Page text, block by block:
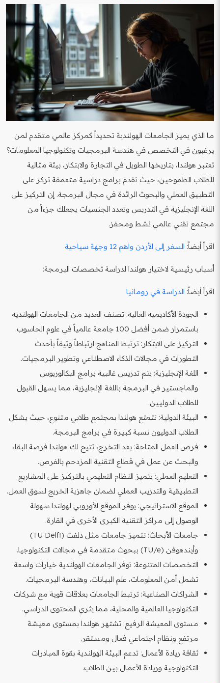
ما الذي يميز الجامعات الهولندية تحديداً كمركز عالمي متقدم لمن
يرغبون في التخصص في هندسة البرمجيات وتكنولوجيا المعلومات؟
تعتبر هولندا، بتاريخها الطويل في التجارة والابتكار، بيئة مثالية
للطلاب الطموحين، حيث تقدم برامج دراسية متعمقة تركز على
التطبيق العملي والبحوث الرائدة في مجال البرمجة. إن التركيز على
اللغة الإنجليزية في التدريس وتعدد الجنسيات يجعلك جزءاً من
مجتمع تقني عالمي نشط ومحفز.
اقرأ أيضاً: السفر إلى الأردن واهم 12 وجهة سياحية
أسباب رئيسية لاختيار هولندا لدراسة تخصصات البرمجة:
اقرأ أيضاً: الدراسة في رومانيا
الجودة الأكاديمية العالية: تصنف العديد من الجامعات الهولندية
باستمرار ضمن أفضل 100 جامعة عالمياً في علوم الحاسوب.
التركيز على الابتكار: ترتبط المناهج ارتباطاً وثيقاً بأحدث
التطورات في مجالات الذكاء الاصطناعي وتطوير البرمجيات.
اللغة الإنجليزية: يتم تدريس غالبية برامج البكالوريوس
والماجستير في البرمجة باللغة الإنجليزية، مما يسهل القبول
للطلاب الدوليين.
البيئة الدولية: تتمتع هولندا بمجتمع طلابي متنوع، حيث يشكل
الطلاب الدوليون نسبة كبيرة في برامج البرمجة.
فرص العمل المتاحة: بعد التخرج، تتيح لك هولندا فرصة البقاء
والبحث عن عمل في قطاع التقنية المزدحم بالفرص.
التعليم العملي: يتميز النظام التعليمي بالتركيز على المشاريع
التطبيقية والتدريب العملي لضمان جاهزية الخريج لسوق العمل.
الموقع الاستراتيجي: يوفر الموقع الأوروبي لهولندا سهولة
الوصول إلى مراكز التقنية الكبرى الأخرى في القارة.
جامعات الأبحاث: تتميز جامعات مثل دلفت (TU Delft)
وأيندهوفن (TU/e) ببحوث متقدمة في مجالات التكنولوجيا.
التخصصات المتنوعة: توفر الجامعات الهولندية خيارات واسعة
تشمل أمن المعلومات، علم البيانات، وهندسة البرمجيات.
الشراكات الصناعية: ترتبط الجامعات بعلاقات قوية مع شركات
التكنولوجيا العالمية والمحلية، مما يثري المحتوى الدراسي.
مستوى المعيشة الرفيع: تشتهر هولندا بمستوى معيشة
مرتفع ونظام اجتماعي فعال ومستقر.
ثقافة ريادة الأعمال: تدعم البيئة الهولندية بقوة المبادرات
التكنولوجية وريادة الأعمال بين الطلاب.